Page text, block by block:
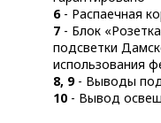
6- Распаечная
7 - Блок
подсветки
использования
8, 9- Выводы
10 - Вывод